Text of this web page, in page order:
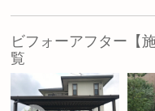
ビフォーアフター【
覧